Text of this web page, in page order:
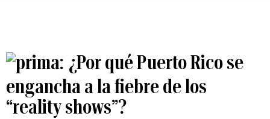
¿Por qué Puerto Rico se
engancha a la fiebre de los
“reality shows”?